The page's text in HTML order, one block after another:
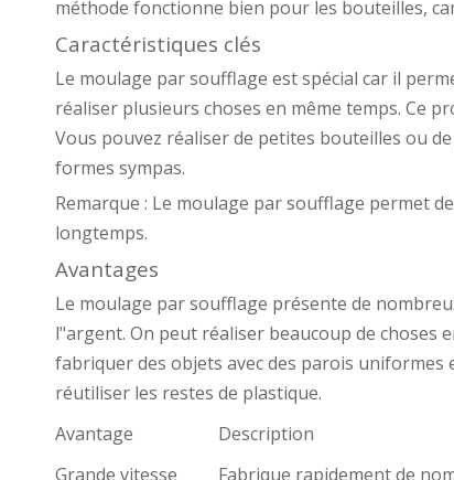
méthode fonctionne bien pour les bouteilles,
Caractéristiques clés
Le moulage par soufflage est spécial car il
réaliser plusieurs choses en même temps. Ce
Vous pouvez réaliser de petites bouteilles ou
formes sympas.
Remarque : Le moulage par soufflage permet
longtemps.
Avantages
Le moulage par soufflage présente de
l"argent. On peut réaliser beaucoup de choses
fabriquer des objets avec des parois
réutiliser les restes de plastique.
Avantage
Description
Grande vitesse
Fabrique rapidement de